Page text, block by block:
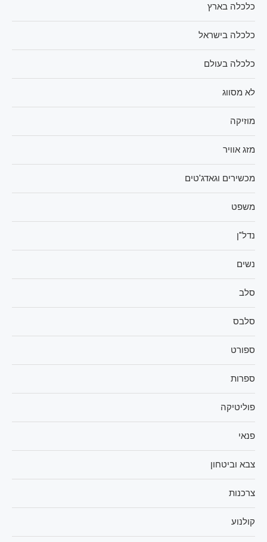
כלכלה בארץ
כלכלה בישראל
כלכלה בעולם
לא מסווג
מוזיקה
מזג אוויר
מכשירים וגאדג'טים
משפט
נדל"ן
נשים
סלב
סלבס
ספורט
ספרות
פוליטיקה
פנאי
צבא וביטחון
צרכנות
קולנוע